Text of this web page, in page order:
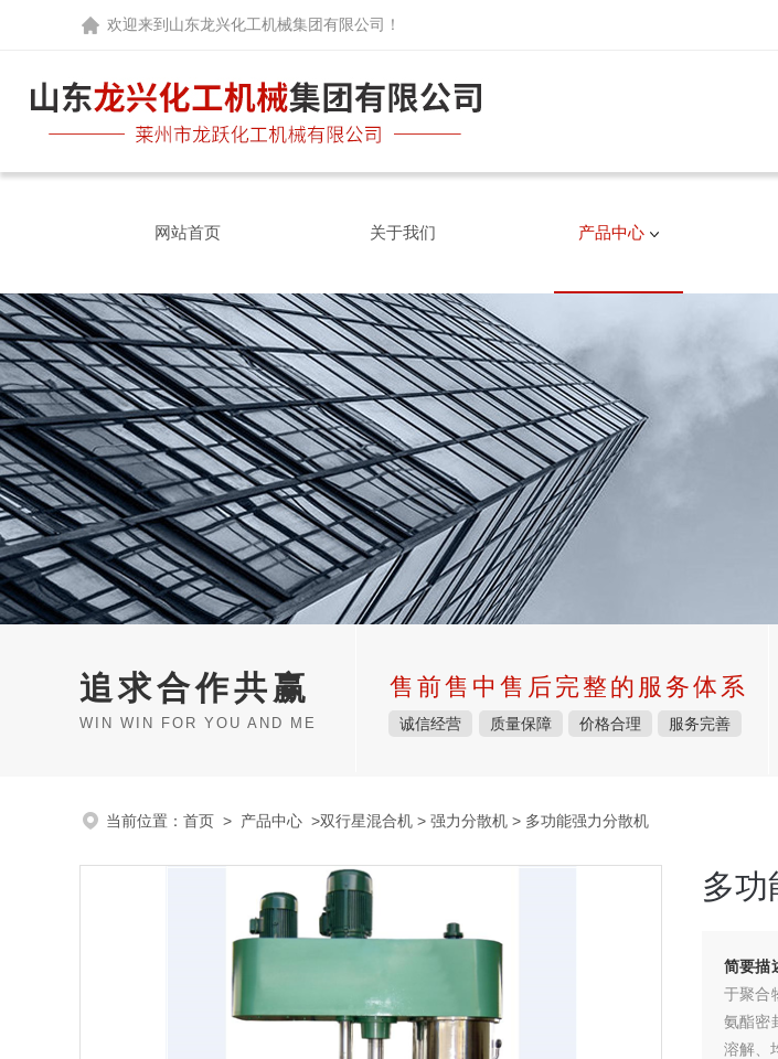
欢迎来到 山东龙兴化工机械集团有限公司 ！
网站首页 关于我们 产品中心
追求合作共赢
WIN WIN FOR YOU AND ME
售前售中售后完整的服务体系
诚信经营 质量保障 价格合理 服务完善
当前位置： 首页 > 产品中心 >双行星混合机 > 强力分散机 > 多功能强力分散机
多功
简要描
于聚合
氨酯密
溶解、